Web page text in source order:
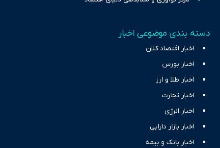
دسته بندی موضوعی اخبار
اخبار اقتصاد کلان
اخبار بورس
اخبار طلا و ارز
اخبار تجارت
اخبار انرژی
اخبار بازار دارایی
اخبار بانک و بیمه